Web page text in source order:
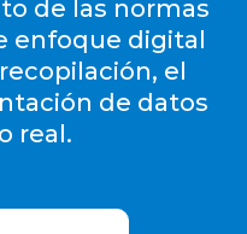
de las normas
enfoque digital
el
de datos
real.